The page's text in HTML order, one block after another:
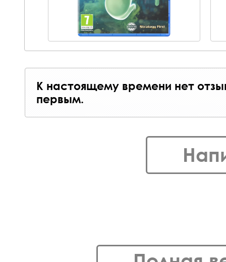
К настоящему времени нет
первым.